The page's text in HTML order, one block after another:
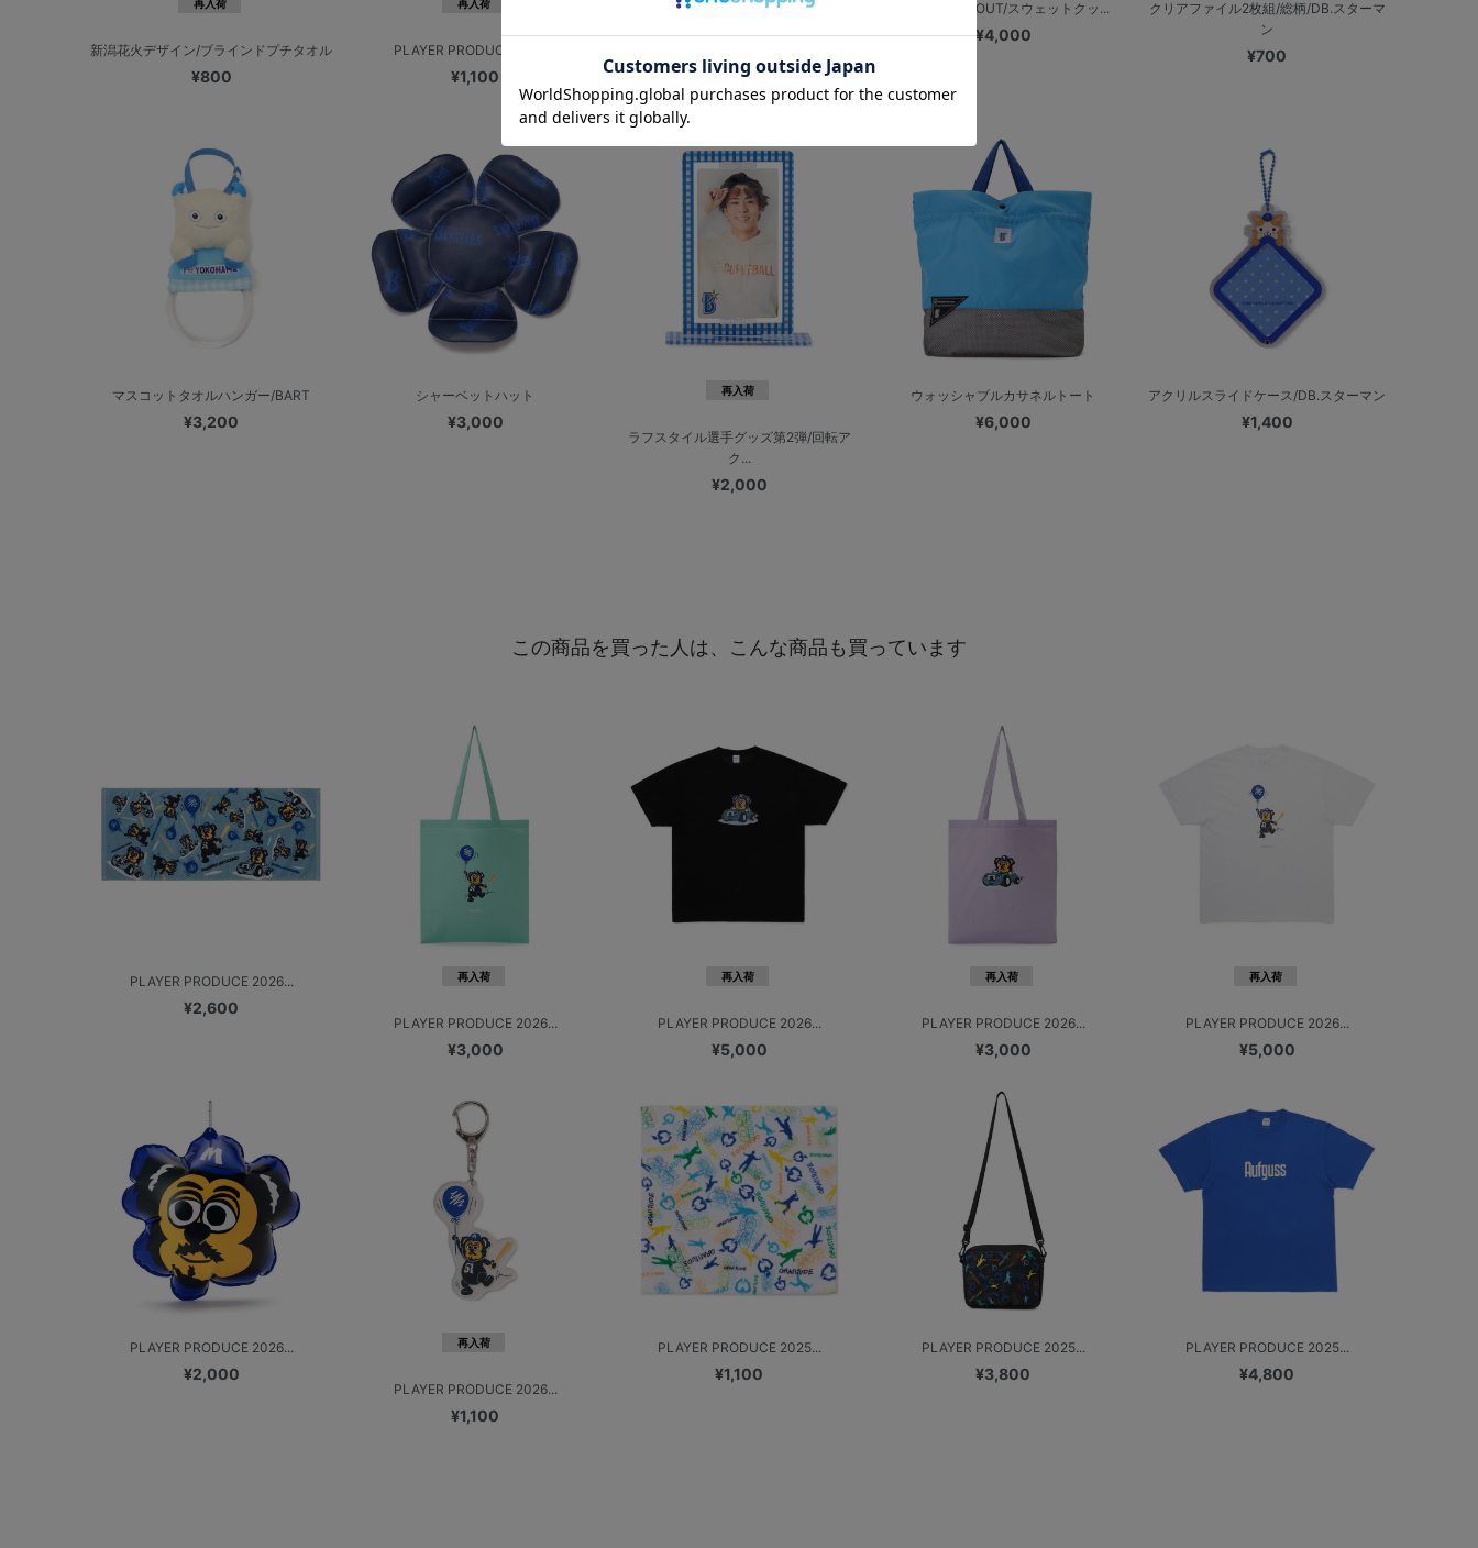
再入荷
新潟花火デザイン/ブラインドプチタオル
¥800
再入荷
PLAYER PRODUCE 2026...
¥1,100
再入荷
オ...
¥400
【+B】/DUGOUT/スウェットクッ...
¥4,000
クリアファイル2枚組/総柄/DB.スターマ
ン
¥700
マスコットタオルハンガー/BART
¥3,200
シャーベットハット
¥3,000
再入荷
ラフスタイル選手グッズ第2弾/回転ア
ク...
¥2,000
ウォッシャブルカサネルトート
¥6,000
アクリルスライドケース/DB.スターマン
¥1,400
この商品を買った人は、こんな商品も買っています
PLAYER PRODUCE 2026...
¥2,600
再入荷
PLAYER PRODUCE 2026...
¥3,000
再入荷
PLAYER PRODUCE 2026...
¥5,000
再入荷
PLAYER PRODUCE 2026...
¥3,000
再入荷
PLAYER PRODUCE 2026...
¥5,000
PLAYER PRODUCE 2026...
¥2,000
再入荷
PLAYER PRODUCE 2026...
¥1,100
PLAYER PRODUCE 2025...
¥1,100
PLAYER PRODUCE 2025...
¥3,800
PLAYER PRODUCE 2025...
¥4,800